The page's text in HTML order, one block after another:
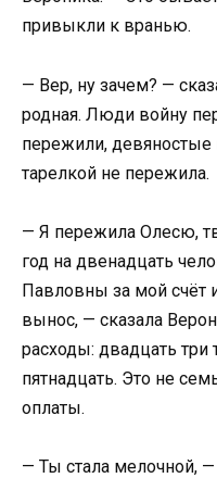
привыкли к вранью.
— Вер, ну зачем? —
родная. Люди войну
пережили,
тарелкой не пережила.
— Я пережила Олесю,
год на двенадцать
Павловны за мой счёт
вынос, — сказала
расходы: двадцать три
пятнадцать. Это не
оплаты.
— Ты стала мелочной, —